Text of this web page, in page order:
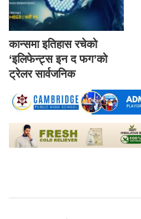
कान्समा इतिहास रचेको
‘इलिफेन्ट्स इन द फग’को
ट्रेलर सार्वजनिक